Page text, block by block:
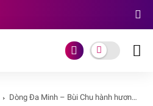
Dòng Đa Minh – Bùi Chu hành hương Mẹ La Vang – Mẹ Trà Kiệu – Đan Viện Thiên An